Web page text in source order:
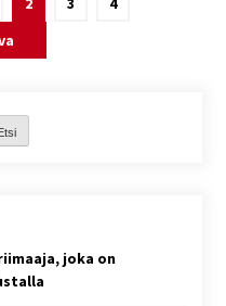
joka on